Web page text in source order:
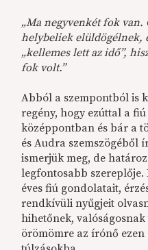
„Ma negyvenkét fok
helybeliek elüldögélnek,
„kellemes lett az idő”,
fok volt.”
Abból a szempontból is
regény, hogy ezúttal a
középpontban és bár a
és Audra szemszögéből
ismerjük meg, de
legfontosabb szereplője.
éves fiú gondolatait,
rendkívüli nyűgjeit
hihetőnek,
örömömre az írónő ezen